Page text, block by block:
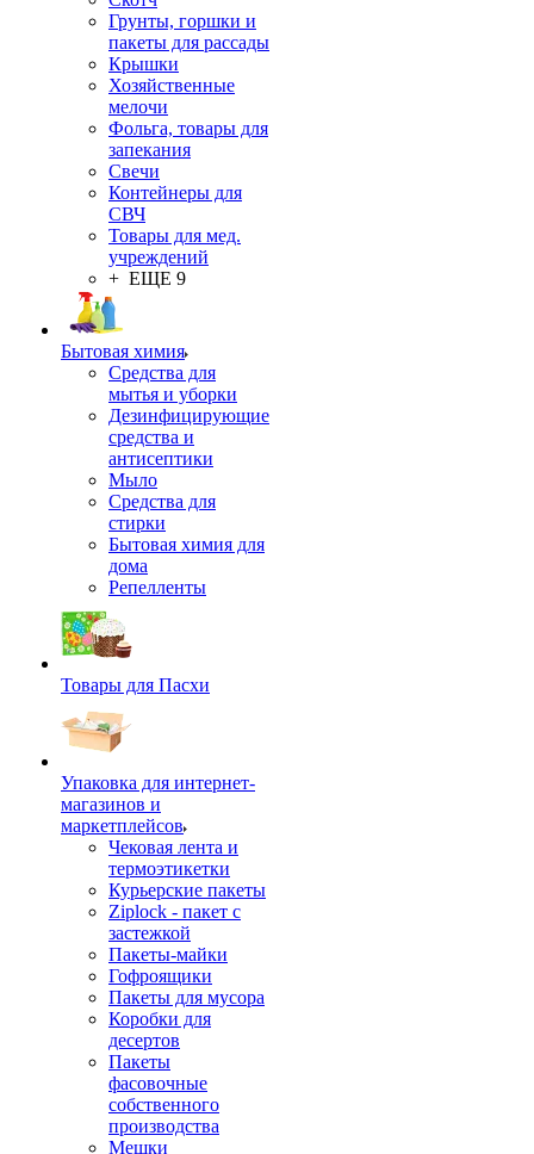
Грунты, горшки и
пакеты для рассады
Крышки
Хозяйственные
мелочи
Фольга, товары для
запекания
Свечи
Контейнеры для
СВЧ
Товары для мед.
учреждений
+ ЕЩЕ 9
Бытовая химия
Средства для
мытья и уборки
Дезинфицирующие
средства и
антисептики
Мыло
Средства для
стирки
Бытовая химия для
дома
Репелленты
Товары для Пасхи
Упаковка для интернет-
магазинов и
маркетплейсов
Чековая лента и
термоэтикетки
Курьерские пакеты
Ziplock - пакет с
застежкой
Пакеты-майки
Гофроящики
Пакеты для мусора
Коробки для
десертов
Пакеты
фасовочные
собственного
производства
Мешки